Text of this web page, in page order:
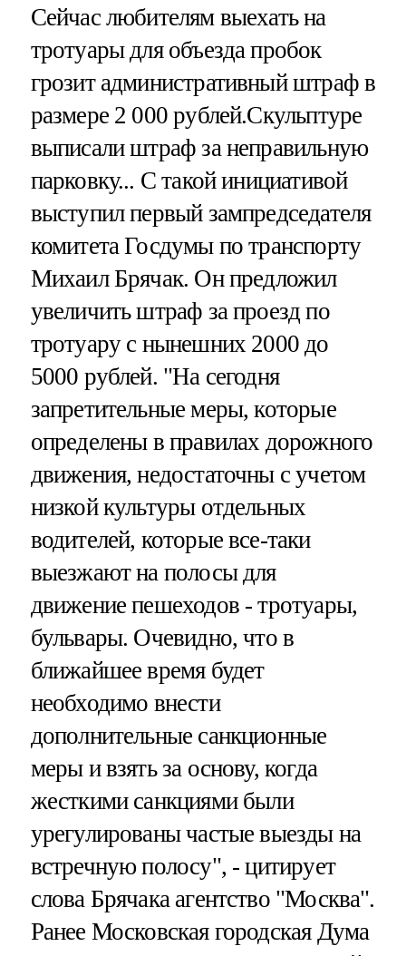
Сейчас любителям выехать на
тротуары для объезда пробок
грозит административный штраф в
размере 2 000 рублей.Скульптуре
выписали штраф за неправильную
парковку... С такой инициативой
выступил первый зампредседателя
комитета Госдумы по транспорту
Михаил Брячак. Он предложил
увеличить штраф за проезд по
тротуару с нынешних 2000 до
5000 рублей. "На сегодня
запретительные меры, которые
определены в правилах дорожного
движения, недостаточны с учетом
низкой культуры отдельных
водителей, которые все-таки
выезжают на полосы для
движение пешеходов - тротуары,
бульвары. Очевидно, что в
ближайшее время будет
необходимо внести
дополнительные санкционные
меры и взять за основу, когда
жесткими санкциями были
урегулированы частые выезды на
встречную полосу", - цитирует
слова Брячака агентство "Москва".
Ранее Московская городская Дума